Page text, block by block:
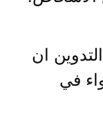
ان
في